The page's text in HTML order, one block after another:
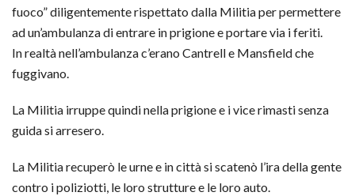
fuoco” diligentemente rispettato dalla Militia per permettere
ad un’ambulanza di entrare in prigione e portare via i feriti.
In realtà nell’ambulanza c’erano Cantrell e Mansfield che
fuggivano.
La Militia irruppe quindi nella prigione e i vice rimasti senza
guida si arresero.
La Militia recuperò le urne e in città si scatenò l’ira della gente
contro i poliziotti, le loro strutture e le loro auto.